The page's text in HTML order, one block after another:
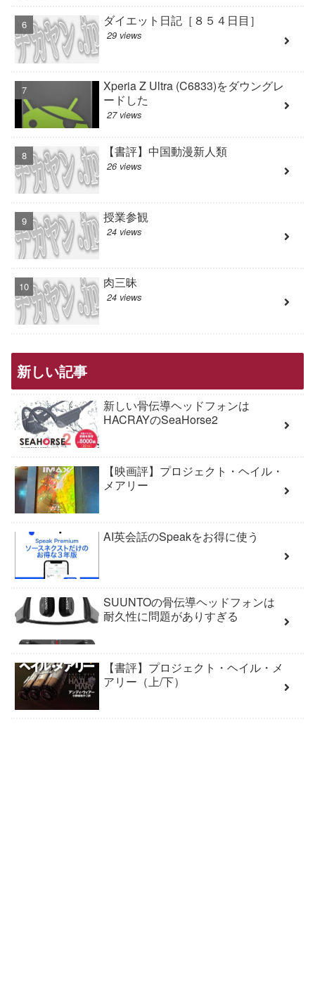
ダイエット日記［８５４日目］
29 views
Xperia Z Ultra (C6833)をダウングレ
ードした
27 views
【書評】中国動漫新人類
26 views
授業参観
24 views
肉三昧
24 views
新しい記事
新しい骨伝導ヘッドフォンは
HACRAYのSeaHorse2
【映画評】プロジェクト・ヘイル・
メアリー
AI英会話のSpeakをお得に使う
SUUNTOの骨伝導ヘッドフォンは
耐久性に問題がありすぎる
【書評】プロジェクト・ヘイル・メ
アリー（上/下）